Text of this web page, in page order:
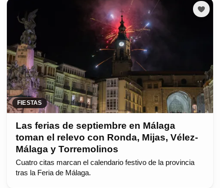
FIESTAS
Las ferias de septiembre en Málaga
toman el relevo con Ronda, Mijas, Vélez-
Málaga y Torremolinos
Cuatro citas marcan el calendario festivo de la provincia
tras la Feria de Málaga.